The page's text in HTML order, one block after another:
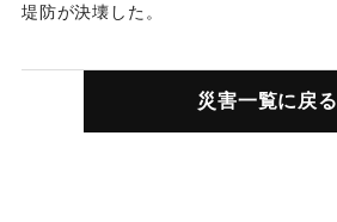
堤防が決壊した。
｜固有コード:00470002
災害一覧に戻る